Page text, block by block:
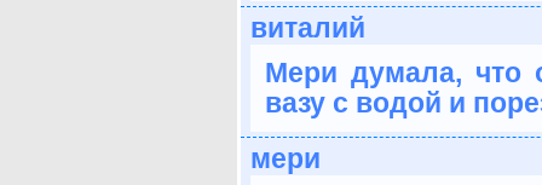
виталий
Мери думала, что
вазу с водой и
мери